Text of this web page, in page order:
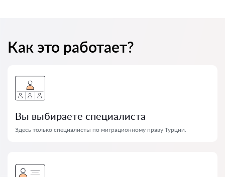
Как это работает?
Вы выбираете специалиста
Здесь только специалисты по миграционному праву Турции.